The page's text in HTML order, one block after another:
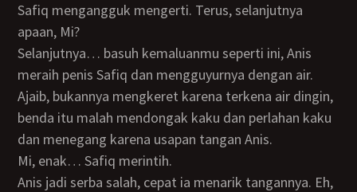
Safiq mengangguk mengerti. Terus, selanjutnya
apaan, Mi?
Selanjutnya… basuh kemaluanmu seperti ini, Anis
meraih penis Safiq dan mengguyurnya dengan air.
Ajaib, bukannya mengkeret karena terkena air dingin,
benda itu malah mendongak kaku dan perlahan kaku
dan menegang karena usapan tangan Anis.
Mi, enak… Safiq merintih.
Anis jadi serba salah, cepat ia menarik tangannya. Eh,